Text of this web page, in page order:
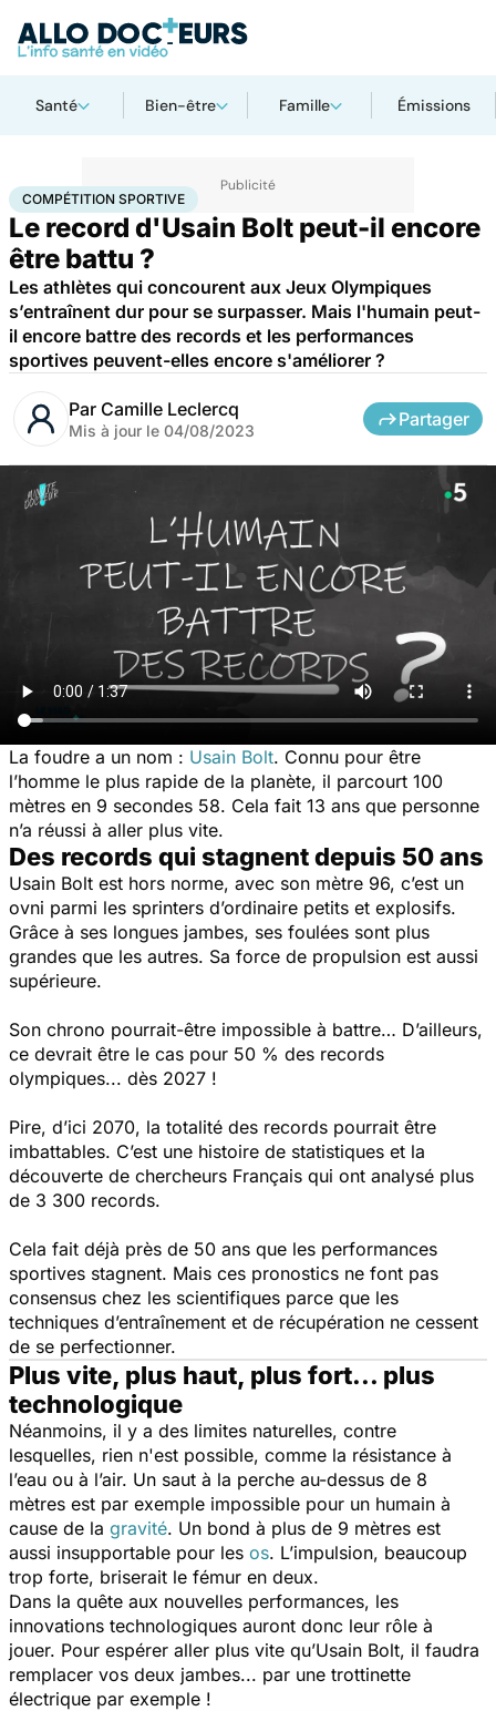
Santé Bien-être Famille Émissions
AccueilBien-êtreCompétition sportive
COMPÉTITION SPORTIVE
Le record d'Usain Bolt peut-il encore
être battu ?
Les athlètes qui concourent aux Jeux Olympiques
s’entraînent dur pour se surpasser. Mais l'humain peut-
il encore battre des records et les performances
sportives peuvent-elles encore s'améliorer ?
Par Camille Leclercq
Mis à jour le 04/08/2023
Partager
La foudre a un nom : Usain Bolt. Connu pour être
l’homme le plus rapide de la planète, il parcourt 100
mètres en 9 secondes 58. Cela fait 13 ans que personne
n’a réussi à aller plus vite.
Des records qui stagnent depuis 50 ans
Usain Bolt est hors norme, avec son mètre 96, c’est un
ovni parmi les sprinters d’ordinaire petits et explosifs.
Grâce à ses longues jambes, ses foulées sont plus
grandes que les autres. Sa force de propulsion est aussi
supérieure.
Son chrono pourrait-être impossible à battre… D’ailleurs,
ce devrait être le cas pour 50 % des records
olympiques... dès 2027 !
Pire, d’ici 2070, la totalité des records pourrait être
imbattables. C’est une histoire de statistiques et la
découverte de chercheurs Français qui ont analysé plus
de 3 300 records.
Cela fait déjà près de 50 ans que les performances
sportives stagnent. Mais ces pronostics ne font pas
consensus chez les scientifiques parce que les
techniques d’entraînement et de récupération ne cessent
de se perfectionner.
Plus vite, plus haut, plus fort... plus
technologique
Néanmoins, il y a des limites naturelles, contre
lesquelles, rien n'est possible, comme la résistance à
l’eau ou à l’air. Un saut à la perche au-dessus de 8
mètres est par exemple impossible pour un humain à
cause de la gravité. Un bond à plus de 9 mètres est
aussi insupportable pour les os. L’impulsion, beaucoup
trop forte, briserait le fémur en deux.
Dans la quête aux nouvelles performances, les
innovations technologiques auront donc leur rôle à
jouer. Pour espérer aller plus vite qu’Usain Bolt, il faudra
remplacer vos deux jambes... par une trottinette
électrique par exemple !